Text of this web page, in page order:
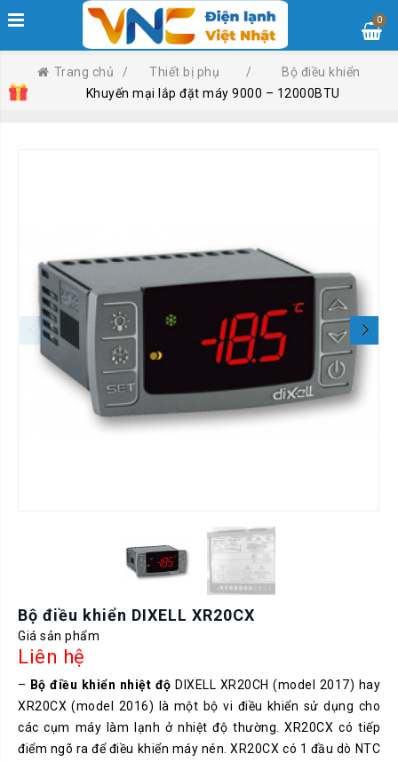
0
Trang chủ / Thiết bị phụ /
Bộ điều khiển
Khuyến mại lắp đặt máy 9000 – 12000BTU
Bộ điều khiển DIXELL XR20CX
Giá sản phẩm
Liên hệ
– Bộ điều khiển nhiệt độ DIXELL XR20CH (model 2017) hay
XR20CX (model 2016) là một bộ vi điều khiển sử dụng cho
các cụm máy làm lạnh ở nhiệt độ thường. XR20CX có tiếp
điểm ngõ ra để điều khiển máy nén. XR20CX có 1 đầu dò NTC